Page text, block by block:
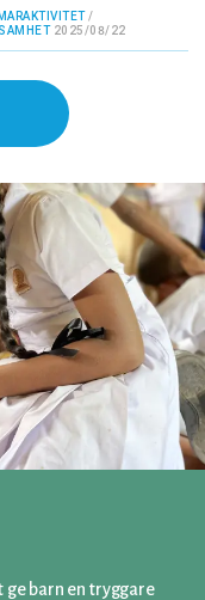
/
2025/08/22
ge barn en tryggare